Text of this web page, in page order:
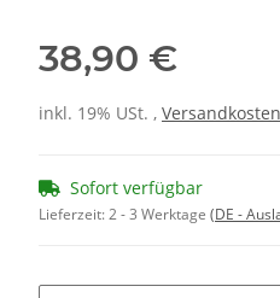
38,90 €
inkl. 19% USt. ,
Sofort verfügbar
Lieferzeit:2 - 3 Werktage (DE -